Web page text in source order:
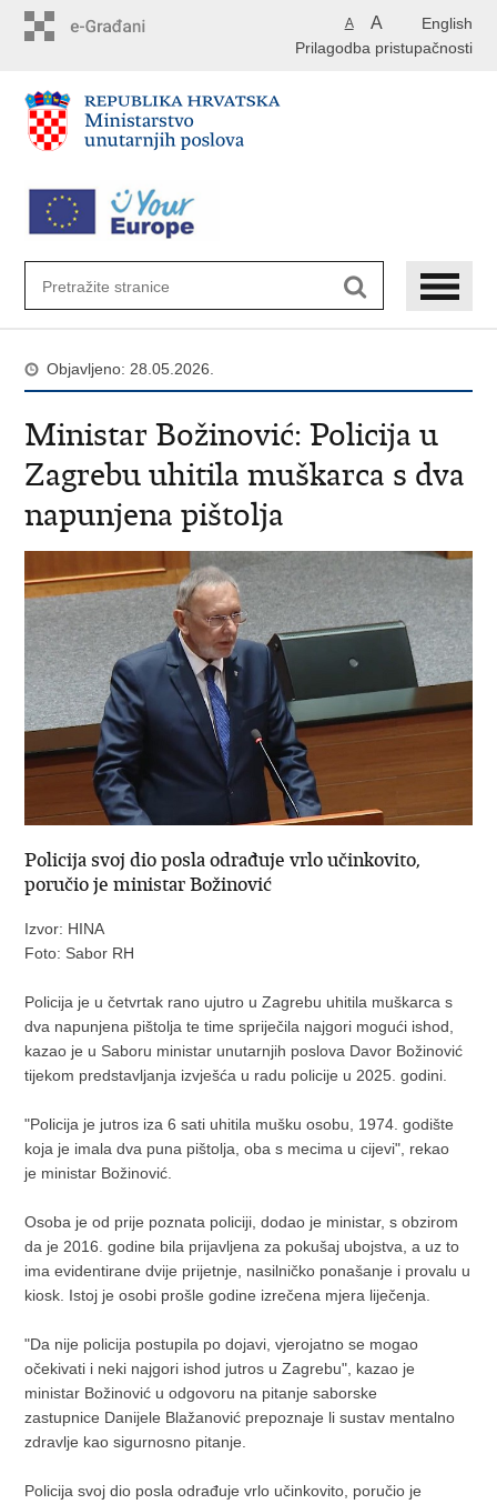
English
A A
Prilagodba pristupačnosti
Objavljeno: 28.05.2026.
Ministar Božinović: Policija u
Zagrebu uhitila muškarca s dva
napunjena pištolja
Policija svoj dio posla odrađuje vrlo učinkovito,
poručio je ministar Božinović
Izvor: HINA
Foto: Sabor RH
Policija je u četvrtak rano ujutro u Zagrebu uhitila muškarca s
dva napunjena pištolja te time spriječila najgori mogući ishod,
kazao je u Saboru ministar unutarnjih poslova Davor Božinović
tijekom predstavljanja izvješća u radu policije u 2025. godini.
"Policija je jutros iza 6 sati uhitila mušku osobu, 1974. godište
koja je imala dva puna pištolja, oba s mecima u cijevi", rekao
je ministar Božinović.
Osoba je od prije poznata policiji, dodao je ministar, s obzirom
da je 2016. godine bila prijavljena za pokušaj ubojstva, a uz to
ima evidentirane dvije prijetnje, nasilničko ponašanje i provalu u
kiosk. Istoj je osobi prošle godine izrečena mjera liječenja.
"Da nije policija postupila po dojavi, vjerojatno se mogao
očekivati i neki najgori ishod jutros u Zagrebu", kazao je
ministar Božinović u odgovoru na pitanje saborske
zastupnice Danijele Blažanović prepoznaje li sustav mentalno
zdravlje kao sigurnosno pitanje.
Policija svoj dio posla odrađuje vrlo učinkovito, poručio je